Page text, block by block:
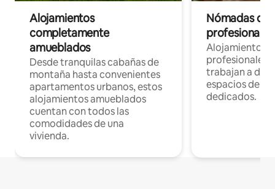
Alojamientos
completamente
amueblados
Desde tranquilas cabañas de
montaña hasta convenientes
apartamentos urbanos, estos
alojamientos amueblados
cuentan con todos las
comodidades de una
vivienda.
Nómadas
Alojamientos
profesionales
trabajan a
espacios de
dedicados.